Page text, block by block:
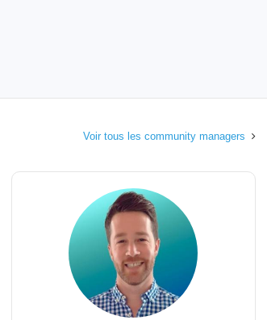
Voir tous les community managers